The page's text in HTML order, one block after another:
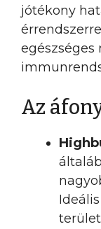
jótékony
egészséges
Az